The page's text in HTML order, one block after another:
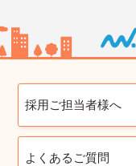
採用ご担当者様へ
よくあるご質問